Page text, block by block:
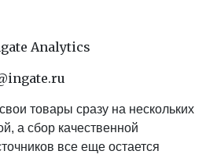
Analytics
товары сразу на нескольких
а сбор качественной
все еще остается